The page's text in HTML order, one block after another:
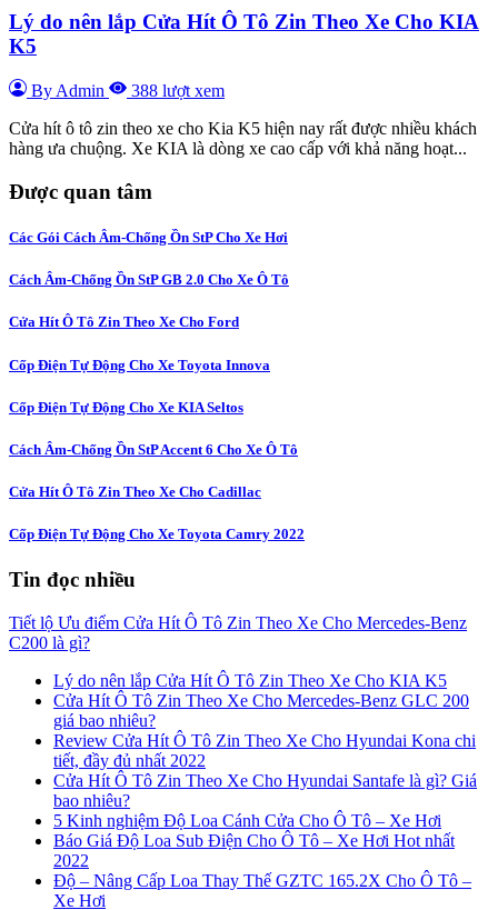
Lý do nên lắp Cửa Hít Ô Tô Zin Theo Xe Cho KIA
K5
By Admin
388 lượt xem
Cửa hít ô tô zin theo xe cho Kia K5 hiện nay rất được nhiều khách
hàng ưa chuộng. Xe KIA là dòng xe cao cấp với khả năng hoạt...
Được quan tâm
Các Gói Cách Âm-Chống Ồn StP Cho Xe Hơi
Cách Âm-Chống Ồn StP GB 2.0 Cho Xe Ô Tô
Cửa Hít Ô Tô Zin Theo Xe Cho Ford
Cốp Điện Tự Động Cho Xe Toyota Innova
Cốp Điện Tự Động Cho Xe KIA Seltos
Cách Âm-Chống Ồn StP Accent 6 Cho Xe Ô Tô
Cửa Hít Ô Tô Zin Theo Xe Cho Cadillac
Cốp Điện Tự Động Cho Xe Toyota Camry 2022
Tin đọc nhiều
Tiết lộ Ưu điểm Cửa Hít Ô Tô Zin Theo Xe Cho Mercedes-Benz
C200 là gì?
Lý do nên lắp Cửa Hít Ô Tô Zin Theo Xe Cho KIA K5
Cửa Hít Ô Tô Zin Theo Xe Cho Mercedes-Benz GLC 200
giá bao nhiêu?
Review Cửa Hít Ô Tô Zin Theo Xe Cho Hyundai Kona chi
tiết, đầy đủ nhất 2022
Cửa Hít Ô Tô Zin Theo Xe Cho Hyundai Santafe là gì? Giá
bao nhiêu?
5 Kinh nghiệm Độ Loa Cánh Cửa Cho Ô Tô – Xe Hơi
Báo Giá Độ Loa Sub Điện Cho Ô Tô – Xe Hơi Hot nhất
2022
Độ – Nâng Cấp Loa Thay Thế GZTC 165.2X Cho Ô Tô –
Xe Hơi